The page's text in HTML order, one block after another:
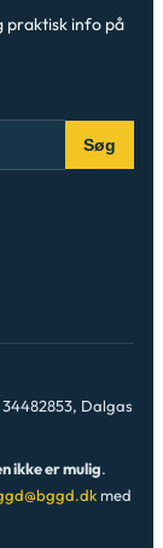
praktisk info på
Søg
34482853, Dalgas
ikke er mulig.
med